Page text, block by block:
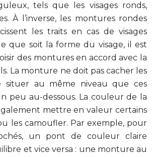
tels que les visages ronds,
À l’inverse, les montures rondes
les traits en cas de visages
que soit la forme du visage, il est
des montures en accord avec la
La monture ne doit pas cacher les
situer au même niveau que ces
peu au-dessous. La couleur de la
mettre en valeur certains
les camoufler. Par exemple, pour
un pont de couleur claire
et vice versa : une monture au